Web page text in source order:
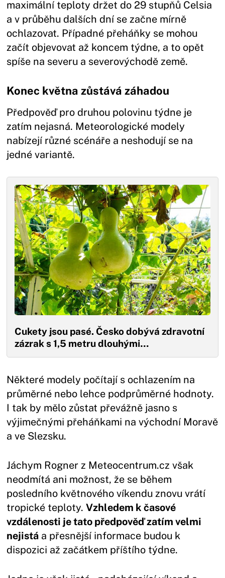
maximální teploty držet do 29 stupňů Celsia
a v průběhu dalších dní se začne mírně
ochlazovat. Případné přeháňky se mohou
začít objevovat až koncem týdne, a to opět
spíše na severu a severovýchodě země.
Konec května zůstává záhadou
Předpověď pro druhou polovinu týdne je
zatím nejasná. Meteorologické modely
nabízejí různé scénáře a neshodují se na
jedné variantě.
Cukety jsou pasé. Česko dobývá zdravotní
zázrak s 1,5 metru dlouhými…
Některé modely počítají s ochlazením na
průměrné nebo lehce podprůměrné hodnoty.
I tak by mělo zůstat převážně jasno s
výjimečnými přeháňkami na východní Moravě
a ve Slezsku.
Jáchym Rogner z Meteocentrum.cz však
neodmítá ani možnost, že se během
posledního květnového víkendu znovu vrátí
tropické teploty.Vzhledem k časové
vzdálenosti je tato předpověď zatím velmi
nejistá a přesnější informace budou k
dispozici až začátkem příštího týdne.